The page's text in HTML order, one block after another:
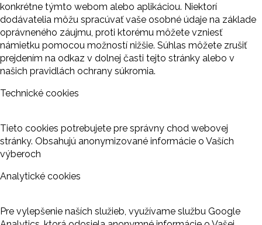
konkrétne týmto webom alebo aplikáciou. Niektorí
dodávatelia môžu spracúvať vaše osobné údaje na základe
oprávneného záujmu, proti ktorému môžete vzniesť
námietku pomocou možností nižšie. Súhlas môžete zrušiť
prejdením na odkaz v dolnej časti tejto stránky alebo v
našich pravidlách ochrany súkromia.
Technické cookies
Tieto cookies potrebujete pre správny chod webovej
stránky. Obsahujú anonymizované informácie o Vaších
výberoch
Analytické cookies
Pre vylepšenie naších služieb, využívame službu Google